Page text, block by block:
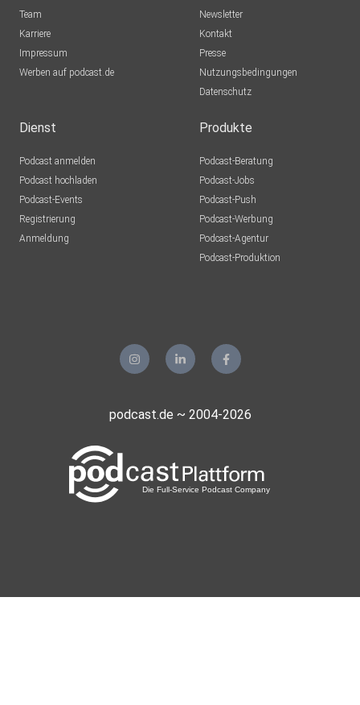
Team
Karriere
Impressum
Werben auf podcast.de
Newsletter
Kontakt
Presse
Nutzungsbedingungen
Datenschutz
Dienst
Podcast anmelden
Podcast hochladen
Podcast-Events
Registrierung
Anmeldung
Produkte
Podcast-Beratung
Podcast-Jobs
Podcast-Push
Podcast-Werbung
Podcast-Agentur
Podcast-Produktion
podcast.de ~ 2004-2026